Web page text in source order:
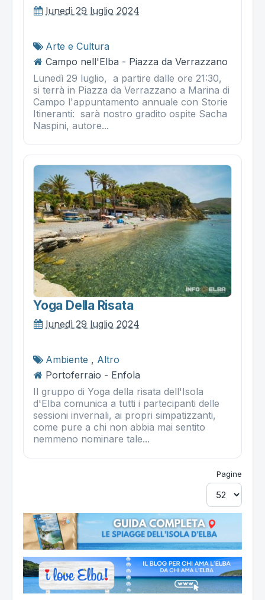
lunedì 29 luglio 2024
Arte e Cultura
Campo nell'Elba - Piazza da Verrazzano
Lunedì 29 luglio, a partire dalle ore 21:30,
si terrà in Piazza da Verrazzano a Marina di
Campo l'appuntamento annuale con Storie
Itineranti: sarà nostro gradito ospite Sacha
Naspini, autore...
Yoga Della Risata
lunedì 29 luglio 2024
Ambiente , Altro
Portoferraio - Enfola
Il gruppo di Yoga della risata dell'Isola
d'Elba comunica a tutti i partecipanti delle
sessioni invernali, ai propri simpatizzanti,
come pure a chi non abbia mai sentito
nemmeno nominare tale...
Pagine